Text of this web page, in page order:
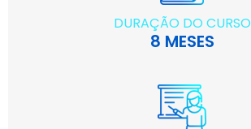
DURAÇÃO DO CURSO
8 MESES